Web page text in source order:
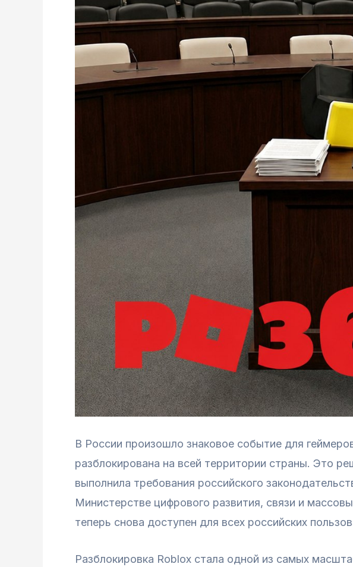
В России произошло знаковое событие для
разблокирована на всей территории страны. Это
выполнила требования российского
Министерстве цифрового развития, связи и
теперь снова доступен для всех российских
Разблокировка Roblox стала одной из самых